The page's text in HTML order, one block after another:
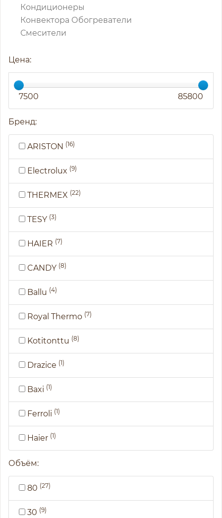
Кондиционеры
Конвектора Обогреватели
Смесители
Цена:
7500 85800
Бренд:
ARISTON (16)
Electrolux (9)
THERMEX (22)
TESY (3)
HAIER (7)
CANDY (8)
Ballu (4)
Royal Thermo (7)
Kotitonttu (8)
Drazice (1)
Baxi (1)
Ferroli (1)
Haier (1)
Объём:
80 (27)
30 (9)